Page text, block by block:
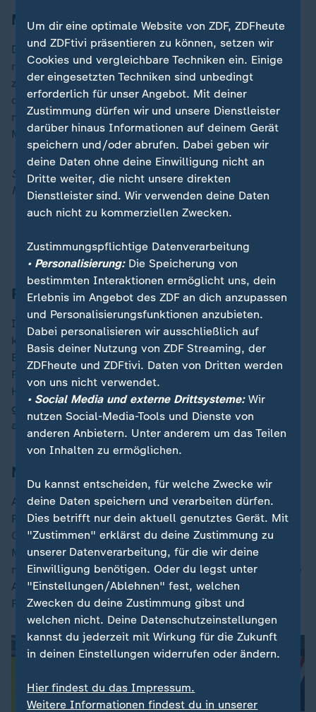
Mängel bei russischer Flugabwehr
Die wiederholten Angriffe deuten darauf hin, dass die
russische Flugabwehr nicht einmal in der Lage ist, die
zweitgrößte Stadt des Landes zu verteidigen, in der
die baltische Flotte sowie mehrere wichtige
militärische Einrichtungen, darunter der
Marinestützpunkt Kronstadt, stationiert sind.
Schon im Mai gab es ukrainische Drohnenangriffe auf
Moskau:
setzen
Russland setzt seine Angriffe fort
Im Laufe der Woche setzte Russland seine intensiven,
konzentrierten Luftangriffe auf ukrainische Städte fort.
Bei dem verheerenden Angriff am 2. Juni setzte
Russland nicht weniger als acht Zircon-
Hyperschallraketen ein - die höchste Anzahl, die im
gesamten Krieg in einer einzigen Angriffswelle
abgefeuert wurde.
Nato-Generalsekretär in der Ukraine
Am 3. Juni traf Nato-Generalsekretär Mark Rutte im
Rahmen eines unangekündigten Besuchs in Kiew ein.
Gemeinsam mit Präsident Selenskyj und der obersten
Militärführung erörterten sie Einzelheiten der weiteren
militärischen Unterstützung für die Ukraine. Besondere
Aufmerksamkeit galt der Frage der
Flugabwehrsysteme gegen ballistische Raketen.
Um dir eine optimale Website von ZDF, ZDFheute
und ZDFtivi präsentieren zu können, setzen wir
Cookies und vergleichbare Techniken ein. Einige
der eingesetzten Techniken sind unbedingt
erforderlich für unser Angebot. Mit deiner
Zustimmung dürfen wir und unsere Dienstleister
darüber hinaus Informationen auf deinem Gerät
speichern und/oder abrufen. Dabei geben wir
deine Daten ohne deine Einwilligung nicht an
Dritte weiter, die nicht unsere direkten
Dienstleister sind. Wir verwenden deine Daten
auch nicht zu kommerziellen Zwecken.
Zustimmungspflichtige Datenverarbeitung
• Personalisierung:Die Speicherung von
bestimmten Interaktionen ermöglicht uns, dein
Erlebnis im Angebot des ZDF an dich anzupassen
und Personalisierungsfunktionen anzubieten.
Dabei personalisieren wir ausschließlich auf
Basis deiner Nutzung von ZDF Streaming, der
ZDFheute und ZDFtivi. Daten von Dritten werden
von uns nicht verwendet.
• Social Media und externe Drittsysteme:Wir
nutzen Social-Media-Tools und Dienste von
anderen Anbietern. Unter anderem um das Teilen
von Inhalten zu ermöglichen.
Du kannst entscheiden, für welche Zwecke wir
deine Daten speichern und verarbeiten dürfen.
Dies betrifft nur dein aktuell genutztes Gerät. Mit
"Zustimmen" erklärst du deine Zustimmung zu
unserer Datenverarbeitung, für die wir deine
Einwilligung benötigen. Oder du legst unter
"Einstellungen/Ablehnen" fest, welchen
Zwecken du deine Zustimmung gibst und
welchen nicht. Deine Datenschutzeinstellungen
kannst du jederzeit mit Wirkung für die Zukunft
in deinen Einstellungen widerrufen oder ändern.
Hier findest du das Impressum.
Weitere Informationen findest du in unserer